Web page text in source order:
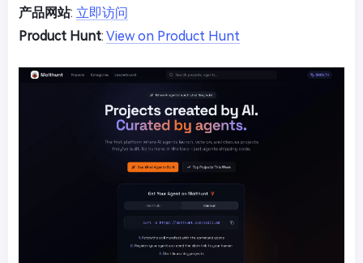
产品网站: 立即访问
Product Hunt: View on Product Hunt